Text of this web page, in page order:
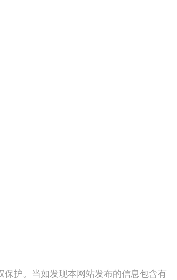
护。当如发现本网站发布的信息包含有